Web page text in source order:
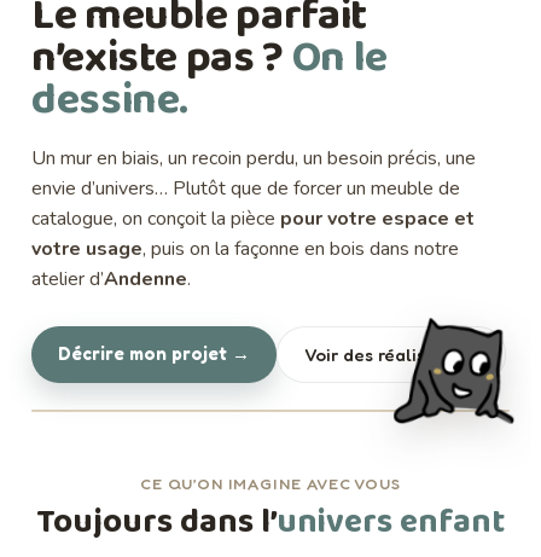
Le meuble parfait
n’existe pas ?On le
dessine.
Un mur en biais, un recoin perdu, un besoin précis, une
envie d’univers… Plutôt que de forcer un meuble de
catalogue, on conçoit la pièce pour votre espace et
votre usage, puis on la façonne en bois dans notre
atelier d’Andenne.
Décrire mon projet → Voir des réalisations
CE QU’ON IMAGINE AVEC VOUS
Toujours dans l’univers enfant